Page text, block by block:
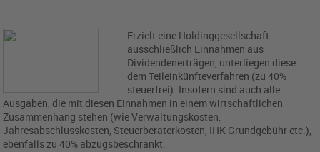
Erzielt eine Holdinggesellschaft
ausschließlich Einnahmen aus
Dividendenerträgen, unterliegen diese
dem Teileinkünfteverfahren (zu 40%
steuerfrei). Insofern sind auch alle
Ausgaben, die mit diesen Einnahmen in einem wirtschaftlichen
Zusammenhang stehen (wie Verwaltungskosten,
Jahresabschlusskosten, Steuerberaterkosten, IHK-Grundgebühr etc.),
ebenfalls zu 40% abzugsbeschränkt.